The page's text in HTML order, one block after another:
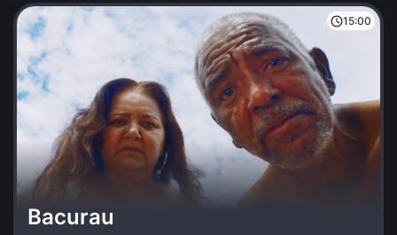
15:00
Bacurau